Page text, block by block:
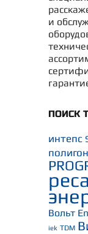
и
ПОИСК
интепс
полигон
Вольт
iek TDM